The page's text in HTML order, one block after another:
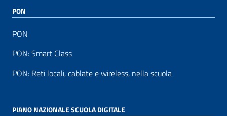
PON
PON
PON: Smart Class
PON: Reti locali, cablate e wireless, nella scuola
PIANO NAZIONALE SCUOLA DIGITALE